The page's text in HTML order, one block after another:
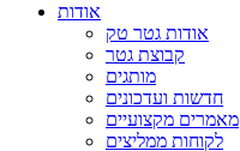
אודות
אודות גטר טק
קבוצת גטר
מותגים
חדשות ועדכונים
מאמרים מקצועיים
לקוחות ממליצים